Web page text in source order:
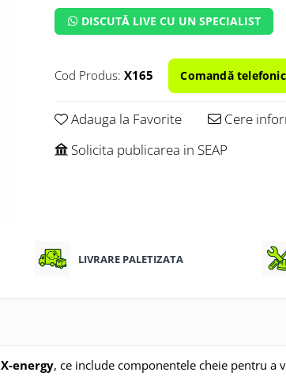
DISCUTĂ LIVE CU UN SPECIALIST
Cod Produs: X165
Adauga la Favorite
Cere
Solicita publicarea in SEAP
LIVRARE PALETIZATA
X-energy, ce include componentele cheie pentru a